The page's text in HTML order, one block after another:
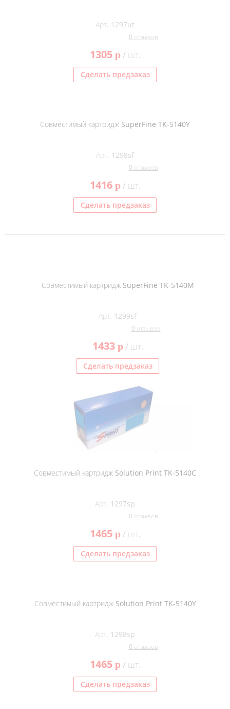
Арт. 1297ut
0 отзывов
1305 p/ шт.
Сделать предзаказ
Совместимый картридж SuperFine TK-5140Y
Арт. 1298sf
0 отзывов
1416 p/ шт.
Сделать предзаказ
Совместимый картридж SuperFine TK-5140M
Арт. 1299sf
0 отзывов
1433 p/ шт.
Сделать предзаказ
Совместимый картридж Solution Print TK-5140C
Арт. 1297sp
0 отзывов
1465 p/ шт.
Сделать предзаказ
Совместимый картридж Solution Print TK-5140Y
Арт. 1298sp
0 отзывов
1465 p/ шт.
Сделать предзаказ